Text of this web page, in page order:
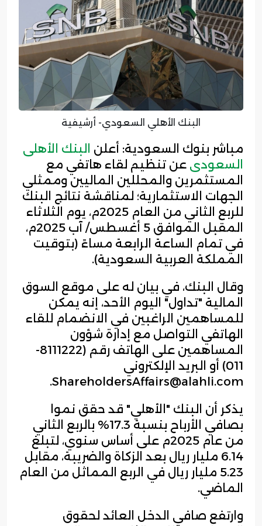
البنك الأهلي السعودي- أرشيفية
مباشر بنوك السعودية: أعلن
البنك الأهلى
السعودى عن تنظيم لقاء هاتفي مع
المستثمرين والمحللين الماليين وممثلي
الجهات الاستثمارية؛ لمناقشة نتائج البنك
للربع الثاني من العام 2025م، يوم الثلاثاء
المقبل الموافق 5 أغسطس/ آب 2025م،
في تمام الساعة الرابعة مساءً (بتوقيت
المملكة العربية السعودية).
وقال البنك، في بيان له على موقع السوق
المالية "تداول" اليوم الأحد، إنه يمكن
للمساهمين الراغبين في الانضمام للقاء
الهاتفي التواصل مع إدارة شؤون
المساهمين على الهاتف رقم (8111222-
011) أو البريد الإلكتروني
ShareholdersAffairs@alahli.com.
يذكر أن البنك "الأهلي" قد حقق نموا
بصافي الأرباح بنسبة 17.3% بالربع الثاني
من عام 2025م على أساس سنوي، لتبلغ
6.14 مليار ريال بعد الزكاة والضريبة، مقابل
5.23 مليار ريال في الربع المماثل من العام
الماضي.
وارتفع صافي الدخل العائد لحقوق